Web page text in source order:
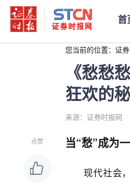
首
您当前的位置： 证
《愁愁
狂欢的
来源：证券时报网
点赞 当“愁”成为
现代社会